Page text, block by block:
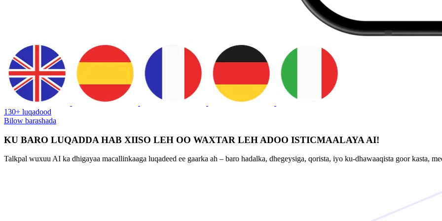
130+ luqadood
Bilow barashada
KU BARO LUQADDA HAB XIISO LEH OO WAXTAR LEH ADOO ISTICMAALAYA AI!
Talkpal wuxuu AI ka dhigayaa macallinkaaga luqadeed ee gaarka ah – baro hadalka, dhegeysiga, qorista, iyo ku-dhawaaqista goor kasta,